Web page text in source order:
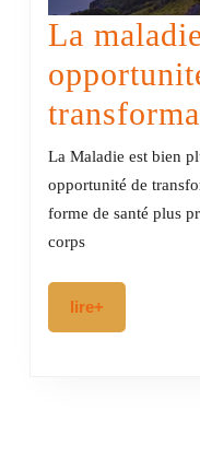
La
La Maladie est bien
opportunité de
forme de santé plus
corps
lire+